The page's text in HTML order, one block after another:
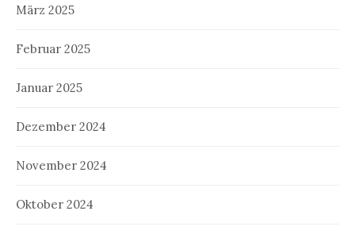
März 2025
Februar 2025
Januar 2025
Dezember 2024
November 2024
Oktober 2024